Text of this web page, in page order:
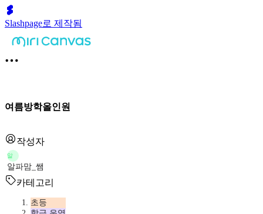
Slashpage로 제작됨
여름방학올인원
작성자
알
알파맘_쌤
카테고리
초등